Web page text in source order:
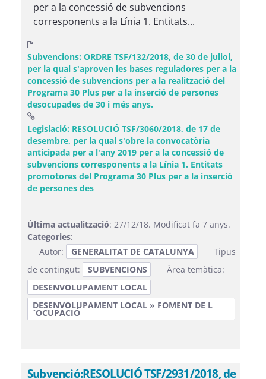
per a la concessió de subvencions
corresponents a la Línia 1. Entitats...
Subvencions: ORDRE TSF/132/2018, de 30 de juliol,
per la qual s'aproven les bases reguladores per a la
concessió de subvencions per a la realització del
Programa 30 Plus per a la inserció de persones
desocupades de 30 i més anys.
Legislació: RESOLUCIÓ TSF/3060/2018, de 17 de
desembre, per la qual s'obre la convocatòria
anticipada per a l'any 2019 per a la concessió de
subvencions corresponents a la Línia 1. Entitats
promotores del Programa 30 Plus per a la inserció
de persones des(Obre una finestra nova)
Última actualització: 27/12/18. Modificat fa 7 anys.
Categories:
Autor:
GENERALITAT DE CATALUNYA
Tipus
de contingut:
SUBVENCIONS
Àrea temàtica:
DESENVOLUPAMENT LOCAL
DESENVOLUPAMENT LOCAL » FOMENT DE L
´OCUPACIÓ
Subvenció:RESOLUCIÓ TSF/2931/2018, de